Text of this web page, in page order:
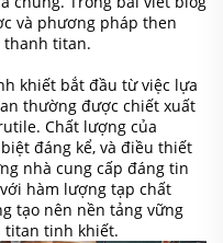
và phương pháp then
thanh titan.
khiết bắt đầu từ việc lựa
thường được chiết xuất
Chất lượng của
đáng kể, và điều thiết
nhà cung cấp đáng tin
hàm lượng tạp chất
tạo nên nền tảng vững
titan tinh khiết.